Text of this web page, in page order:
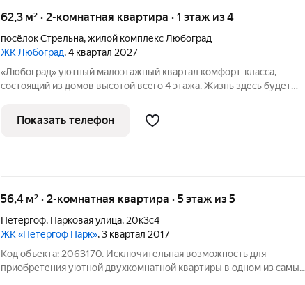
62,3 м² · 2-комнатная квартира · 1 этаж из 4
посёлок Стрельна,жилой комплекс Любоград
ЖК Любоград, 4 квартал 2027
«Любоград» уютный малоэтажный квартал комфорт-класса,
состоящий из домов высотой всего 4 этажа. Жизнь здесь будет
ЖК «Любоград» предусмотрена вся инфраструктура для
полноценной и
Показать телефон
56,4 м² · 2-комнатная квартира · 5 этаж из 5
Петергоф, Парковая улица, 20к3с4
ЖК «Петергоф Парк», 3 квартал 2017
Код объекта: 2063170. Исключительная возможность для
приобретения уютной двухкомнатной квартиры в одном из самых